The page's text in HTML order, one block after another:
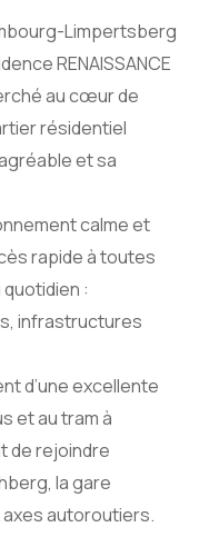
Limpertsberg
RENAISSANCE
au cœur de
résidentiel
et sa
calme et
rapide à toutes
:
infrastructures
d’une excellente
et au tram à
de rejoindre
la gare
autoroutiers.